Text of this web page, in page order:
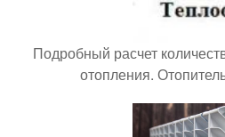
Подробный расчет
отопления.